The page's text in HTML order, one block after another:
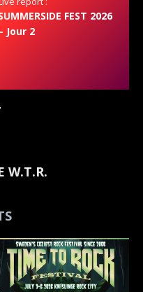
FEST 2026
Jour 2
W.T.R.